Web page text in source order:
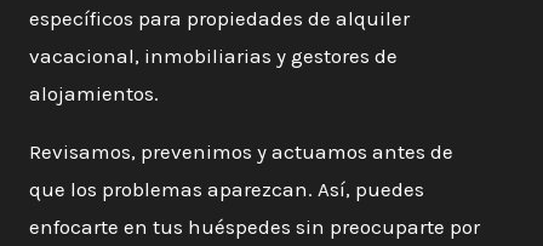
específicos para propiedades de alquiler
vacacional, inmobiliarias y gestores de
alojamientos.
Revisamos, prevenimos y actuamos antes de
que los problemas aparezcan. Así, puedes
enfocarte en tus huéspedes sin preocuparte por